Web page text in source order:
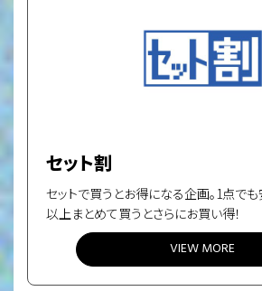
セット割
セットで買うとお得になる企画。 1点で
以上まとめて買うとさらにお買い得！
VIEW MORE